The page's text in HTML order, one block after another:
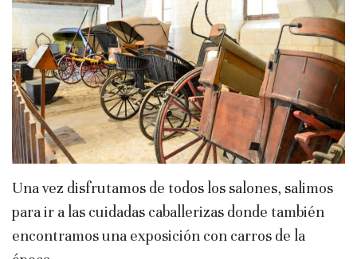
Una vez disfrutamos de todos los salones, salimos
para ir a las cuidadas caballerizas donde también
encontramos una exposición con carros de la